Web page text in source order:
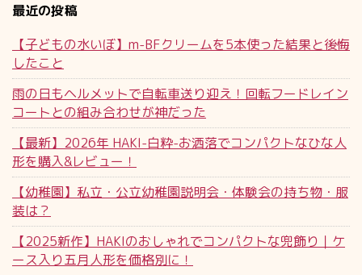
最近の投稿
【子どもの水いぼ】m-BFクリームを5本使った結果と後悔
したこと
雨の日もヘルメットで自転車送り迎え！回転フードレイン
コートとの組み合わせが神だった
【最新】2026年 HAKI-白粋-お洒落でコンパクトなひな人
形を購入&レビュー！
【幼稚園】私立・公立幼稚園説明会・体験会の持ち物・服
装は？
【2025新作】HAKIのおしゃれでコンパクトな兜飾り｜ケ
ース入り五月人形を価格別に！